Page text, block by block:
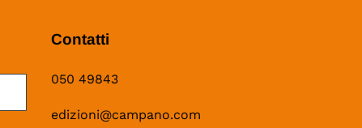
Contatti
050 49843
edizioni@campano.com